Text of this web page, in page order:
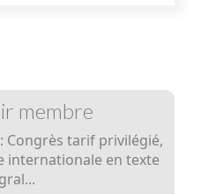
membre
Congrès tarif privilégié,
internationale en texte